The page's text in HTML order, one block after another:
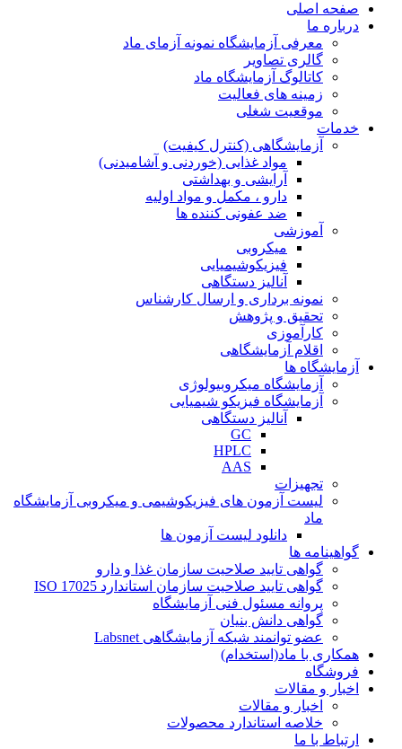
صفحه اصلی
درباره ما
معرفی آزمایشگاه نمونه آزمای ماد
گالری تصاویر
کاتالوگ آزمایشگاه ماد
زمینه های فعالیت
موقعیت شغلی
خدمات
آزمایشگاهی (کنترل کیفیت)
مواد غذایی (خوردنی و آشامیدنی)
آرایشی و بهداشتی
دارو ، مکمل و مواد اولیه
ضد عفونی کننده ها
آموزشی
میکروبی
فیزیکوشیمیایی
آنالیز دستگاهی
نمونه برداری و ارسال کارشناس
تحقیق و پژوهش
کارآموزی
اقلام آزمایشگاهی
آزمایشگاه ها
آزمایشگاه میکروبیولوژی
آزمایشگاه فیزیکو شیمیایی
آنالیز دستگاهی
GC
HPLC
AAS
تجهیزات
لیست آزمون های فیزیکوشیمی و میکروبی آزمایشگاه
ماد
دانلود لیست آزمون ها
گواهینامه ها
گواهی تایید صلاحیت سازمان غذا و دارو
گواهی تایید صلاحیت سازمان استاندارد ISO 17025
پروانه مسئول فنی آزمایشگاه
گواهی دانش بنیان
عضو توانمند شبکه آزمایشگاهی Labsnet
همکاری با ماد(استخدام)
فروشگاه
اخبار و مقالات
اخبار و مقالات
خلاصه استاندارد محصولات
ارتباط با ما